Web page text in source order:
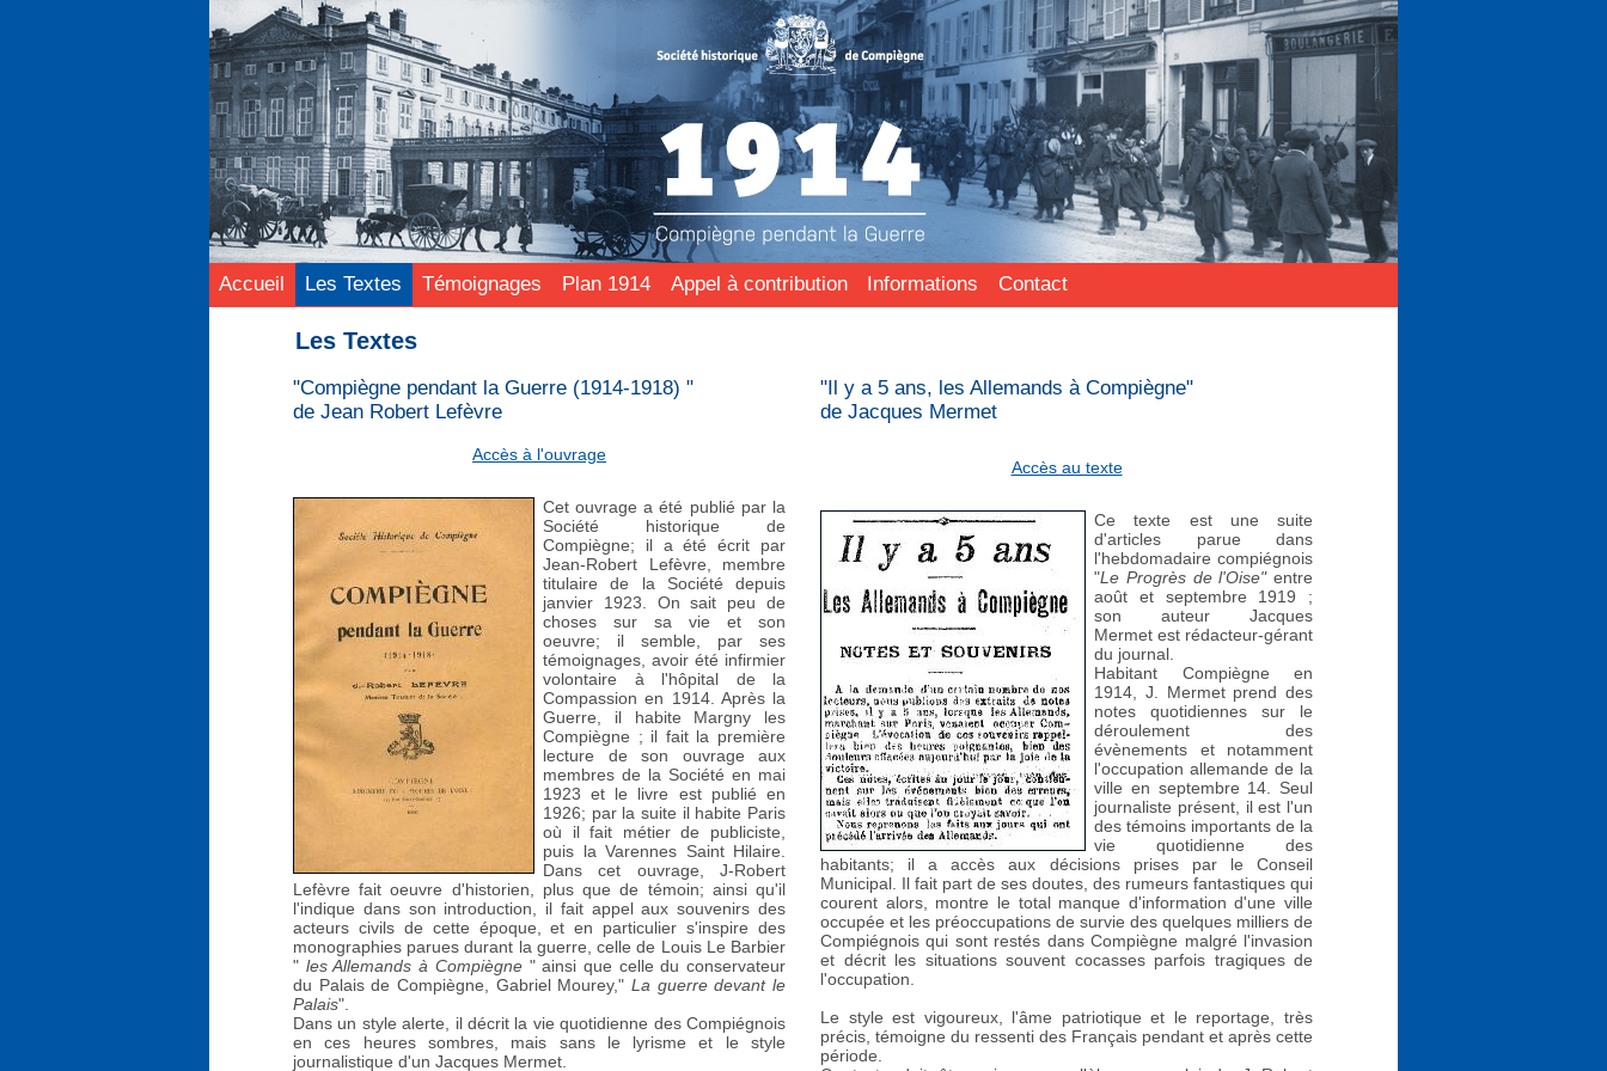
Accueil Les Textes Témoignages Plan 1914 Appel à contribution Informations Contact
Les Textes
"Compiègne pendant la Guerre (1914-1918) "
de Jean Robert Lefèvre
Accès à l'ouvrage
Cet ouvrage a été publié par la
Société historique de
Compiègne; il a été écrit par
Jean-Robert Lefèvre, membre
titulaire de la Société depuis
janvier 1923. On sait peu de
choses sur sa vie et son
oeuvre; il semble, par ses
témoignages, avoir été infirmier
volontaire à l'hôpital de la
Compassion en 1914. Après la
Guerre, il habite Margny les
Compiègne ; il fait la première
lecture de son ouvrage aux
membres de la Société en mai
1923 et le livre est publié en
1926; par la suite il habite Paris
où il fait métier de publiciste,
puis la Varennes Saint Hilaire.
Dans cet ouvrage, J-Robert
Lefèvre fait oeuvre d'historien, plus que de témoin; ainsi qu'il
l'indique dans son introduction, il fait appel aux souvenirs des
acteurs civils de cette époque, et en particulier s'inspire des
monographies parues durant la guerre, celle de Louis Le Barbier
" les Allemands à Compiègne" ainsi que celle du conservateur
du Palais de Compiègne, Gabriel Mourey," La guerre devant le
Palais".
Dans un style alerte, il décrit la vie quotidienne des Compiégnois
en ces heures sombres, mais sans le lyrisme et le style
journalistique d'un Jacques Mermet.
"Il y a 5 ans, les Allemands à Compiègne"
de Jacques Mermet
Accès au texte
Ce texte est une suite
d'articles parue dans
l'hebdomadaire compiégnois
"Le Progrès de l'Oise"entre
août et septembre 1919 ;
son auteur Jacques
Mermet est rédacteur-gérant
du journal.
Habitant Compiègne en
1914, J. Mermet prend des
notes quotidiennes sur le
déroulement des
évènements et notamment
l'occupation allemande de la
ville en septembre 14. Seul
journaliste présent, il est l'un
des témoins importants de la
vie quotidienne des
habitants; il a accès aux décisions prises par le Conseil
Municipal. Il fait part de ses doutes, des rumeurs fantastiques qui
courent alors, montre le total manque d'information d'une ville
occupée et les préoccupations de survie des quelques milliers de
Compiégnois qui sont restés dans Compiègne malgré l'invasion
et décrit les situations souvent cocasses parfois tragiques de
l'occupation.
Le style est vigoureux, l'âme patriotique et le reportage, très
précis, témoigne du ressenti des Français pendant et après cette
période.